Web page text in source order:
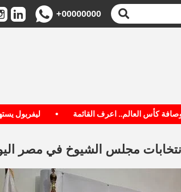
+00000000
كأس العالم.. اعرف القائمة • ليفربول
مجلس الشيوخ في مصر